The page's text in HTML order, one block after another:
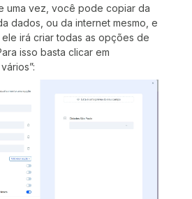
uma vez, você pode copiar da
dados, ou da internet mesmo, e
irá criar todas as opções de
isso basta clicar em